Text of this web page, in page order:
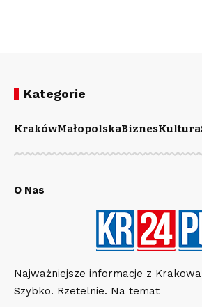
Kategorie
KrakówMałopolskaBiznesKultura
O Nas
Najważniejsze informacje z
Szybko. Rzetelnie. Na temat